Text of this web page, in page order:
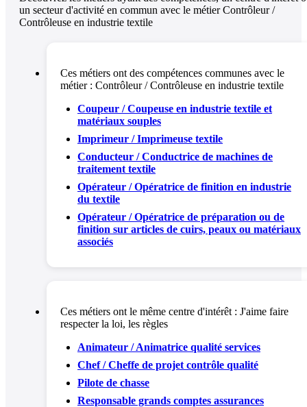
un secteur d'activité en commun avec le métier Contrôleur /
Contrôleuse en industrie textile
Ces métiers ont des compétences communes avec le
métier : Contrôleur / Contrôleuse en industrie textile
Coupeur / Coupeuse en industrie textile et
matériaux souples
Imprimeur / Imprimeuse textile
Conducteur / Conductrice de machines de
traitement textile
Opérateur / Opératrice de finition en industrie
du textile
Opérateur / Opératrice de préparation ou de
finition sur articles de cuirs, peaux ou matériaux
associés
Ces métiers ont le même centre d'intérêt : J'aime faire
respecter la loi, les règles
Animateur / Animatrice qualité services
Chef / Cheffe de projet contrôle qualité
Pilote de chasse
Responsable grands comptes assurances